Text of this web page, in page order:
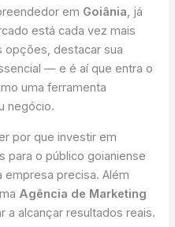
em Goiânia, já
está cada vez mais
opções, destacar sua
— e é aí que entra o
uma ferramenta
negócio.
por que investir em
para o público goianiense
precisa. Além
Agência de Marketing
a alcançar resultados reais.